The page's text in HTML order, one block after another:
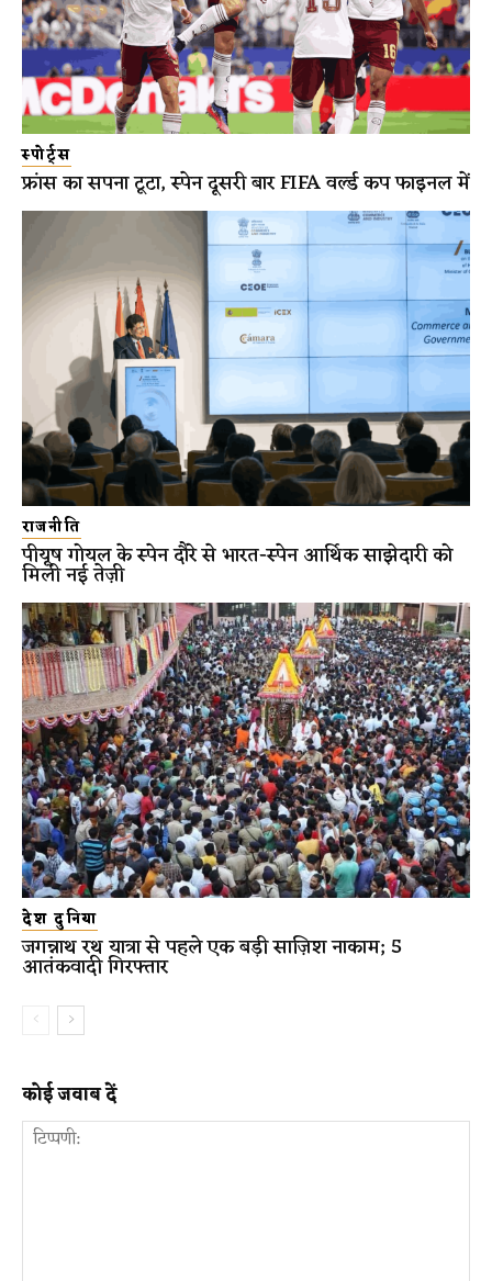
स्पोर्ट्स
फ्रांस का सपना टूटा, स्पेन दूसरी बार FIFA वर्ल्ड कप फाइनल में
राजनीति
पीयूष गोयल के स्पेन दौरे से भारत-स्पेन आर्थिक साझेदारी को
मिली नई तेज़ी
देश दुनिया
जगन्नाथ रथ यात्रा से पहले एक बड़ी साज़िश नाकाम; 5
आतंकवादी गिरफ्तार
कोई जवाब दें